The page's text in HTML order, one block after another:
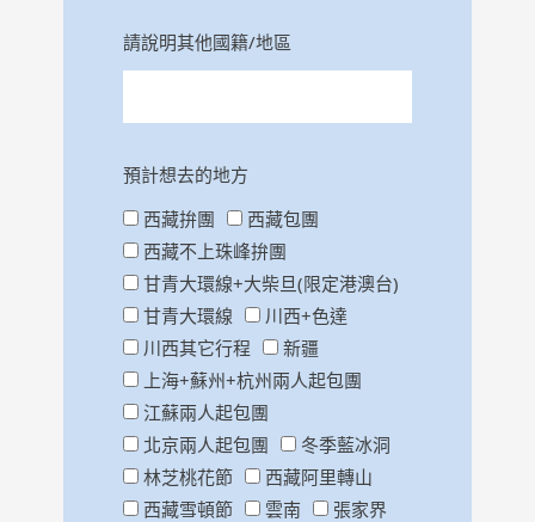
請說明其他國籍/地區
預計想去的地方
西藏拚團
西藏包團
西藏不上珠峰拚團
甘青大環線+大柴旦(限定港澳台)
甘青大環線
川西+色達
川西其它行程
新疆
上海+蘇州+杭州兩人起包團
江蘇兩人起包團
北京兩人起包團
冬季藍冰洞
林芝桃花節
西藏阿里轉山
西藏雪頓節
雲南
張家界